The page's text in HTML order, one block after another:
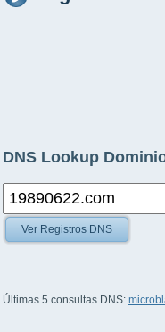
DNS Lookup
Ver Registros DNS
Últimas 5 consultas DNS: